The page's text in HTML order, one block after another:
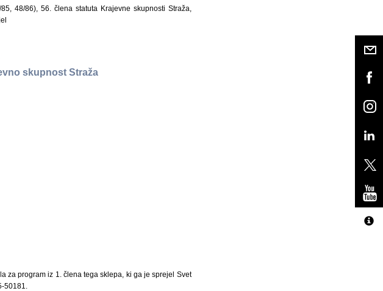
48/86), 56. člena statuta Krajevne skupnosti Straža,
skupnost Straža
za program iz 1. člena tega sklepa, ki ga je sprejel Svet